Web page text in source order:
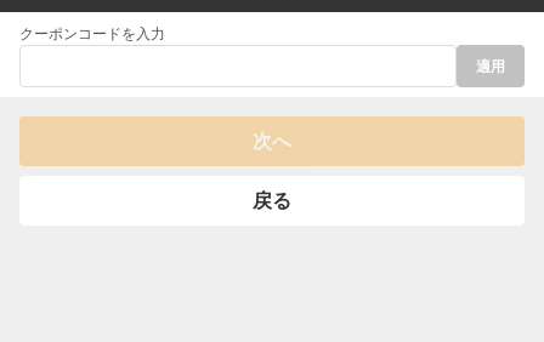
クーポンコードを入力
適用
次へ
戻る